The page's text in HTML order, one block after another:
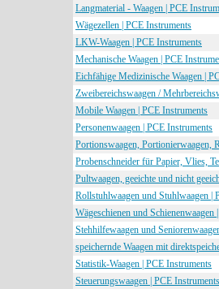
Langmaterial - Waagen | PCE
Wägezellen | PCE Instruments
LKW-Waagen | PCE Instruments
Mechanische Waagen | PCE
Eichfähige Medizinische Waagen |
Zweibereichswaagen /
Mobile Waagen | PCE Instruments
Personenwaagen | PCE Instruments
Portionswaagen, Portionierwaagen,
Probenschneider für Papier, Vlies,
Pultwaagen, geeichte und nicht
Rollstuhlwaagen und Stuhlwaagen |
Wägeschienen und Schienenwaagen
Stehhilfewaagen und
speichernde Waagen mit
Statistik-Waagen | PCE Instruments
Steuerungswaagen | PCE Instruments